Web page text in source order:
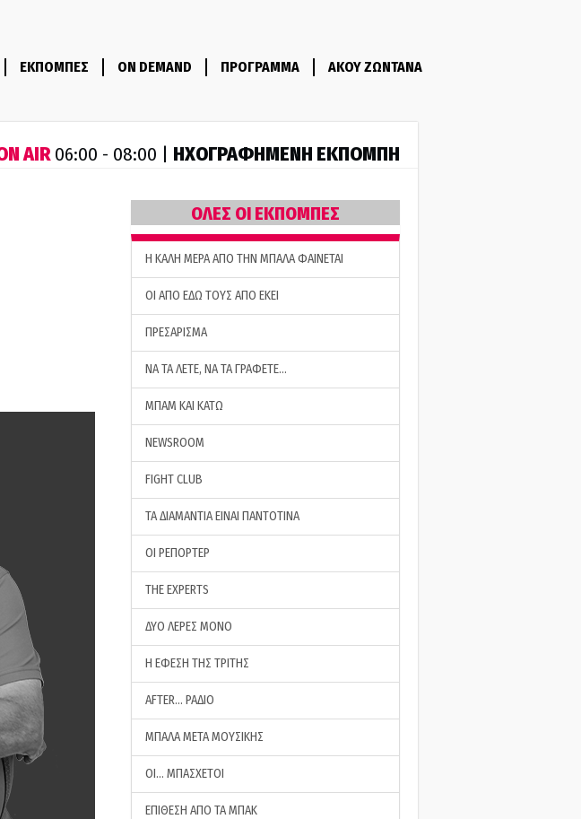
ΕΚΠΟΜΠΕΣ ON DEMAND ΠΡΟΓΡΑΜΜΑ ΑΚΟΥ ΖΩΝΤΑΝΑ
AIR06:00 - 08:00 | ΗΧΟΓΡΑΦΗΜΕΝΗ ΕΚΠΟΜΠΗ
ΟΛΕΣ ΟΙ ΕΚΠΟΜΠΕΣ
H ΚΑΛΗ ΜΕΡΑ ΑΠΟ ΤΗΝ ΜΠΑΛΑ ΦΑΙΝΕΤΑΙ
ΟΙ ΑΠΟ ΕΔΩ ΤΟΥΣ ΑΠΟ ΕΚΕΙ
ΠΡΕΣΑΡΙΣΜΑ
ΝΑ ΤΑ ΛΕΤΕ, ΝΑ ΤΑ ΓΡΑΦΕΤΕ…
ΜΠΑΜ ΚΑΙ ΚΑΤΩ
NEWSROOM
FIGHT CLUB
ΤΑ ΔΙΑΜΑΝΤΙΑ ΕΙΝΑΙ ΠΑΝΤΟΤΙΝΑ
ΟΙ ΡΕΠΟΡΤΕΡ
THE EXPERTS
ΔΥΟ ΛΕΡΕΣ ΜΟΝΟ
Η ΕΦΕΣΗ ΤΗΣ ΤΡΙΤΗΣ
AFTER… ΡΑΔΙΟ
ΜΠΑΛΑ ΜΕΤΑ ΜΟΥΣΙΚΗΣ
ΟΙ… ΜΠΑΣΧΕΤΟΙ
ΕΠΙΘΕΣΗ ΑΠΟ ΤΑ ΜΠΑΚ